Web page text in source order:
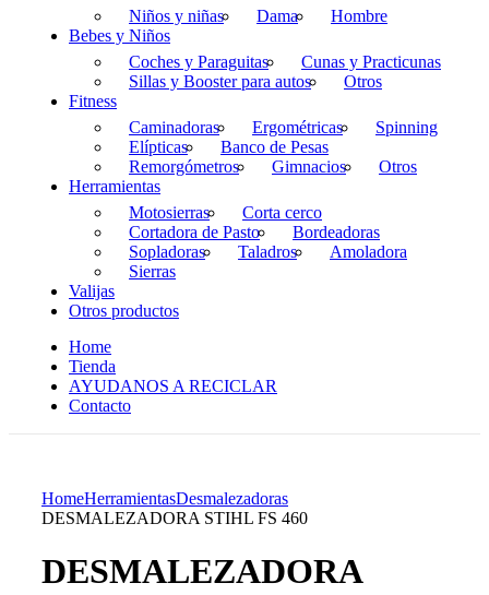
Niños y niñas
Dama
Hombre
Bebes y Niños
Coches y Paraguitas
Cunas y Practicunas
Sillas y Booster para autos
Otros
Fitness
Caminadoras
Ergométricas
Spinning
Elípticas
Banco de Pesas
Remorgómetros
Gimnacios
Otros
Herramientas
Motosierras
Corta cerco
Cortadora de Pasto
Bordeadoras
Sopladoras
Taladros
Amoladora
Sierras
Valijas
Otros productos
Home
Tienda
AYUDANOS A RECICLAR
Contacto
HomeHerramientasDesmalezadoras
DESMALEZADORA STIHL FS 460
DESMALEZADORA